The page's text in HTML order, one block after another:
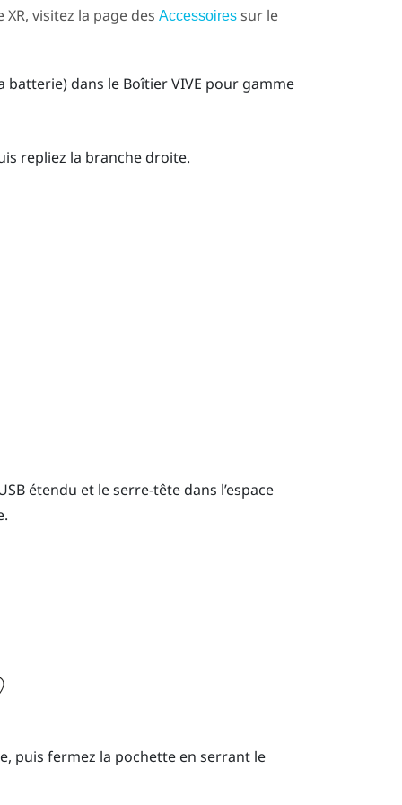
XR, visitez la page des Accessoiressur le
batterie) dans le Boîtier VIVE pour gamme
repliez la branche droite.
étendu et le serre-tête dans l’espace
puis fermez la pochette en serrant le